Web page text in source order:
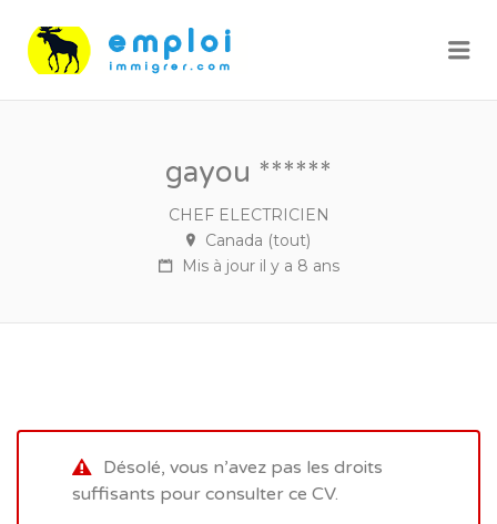
gayou ******
CHEF ELECTRICIEN
Canada (tout)
Mis à jour il y a 8 ans
Désolé, vous n’avez pas les droits
suffisants pour consulter ce CV.